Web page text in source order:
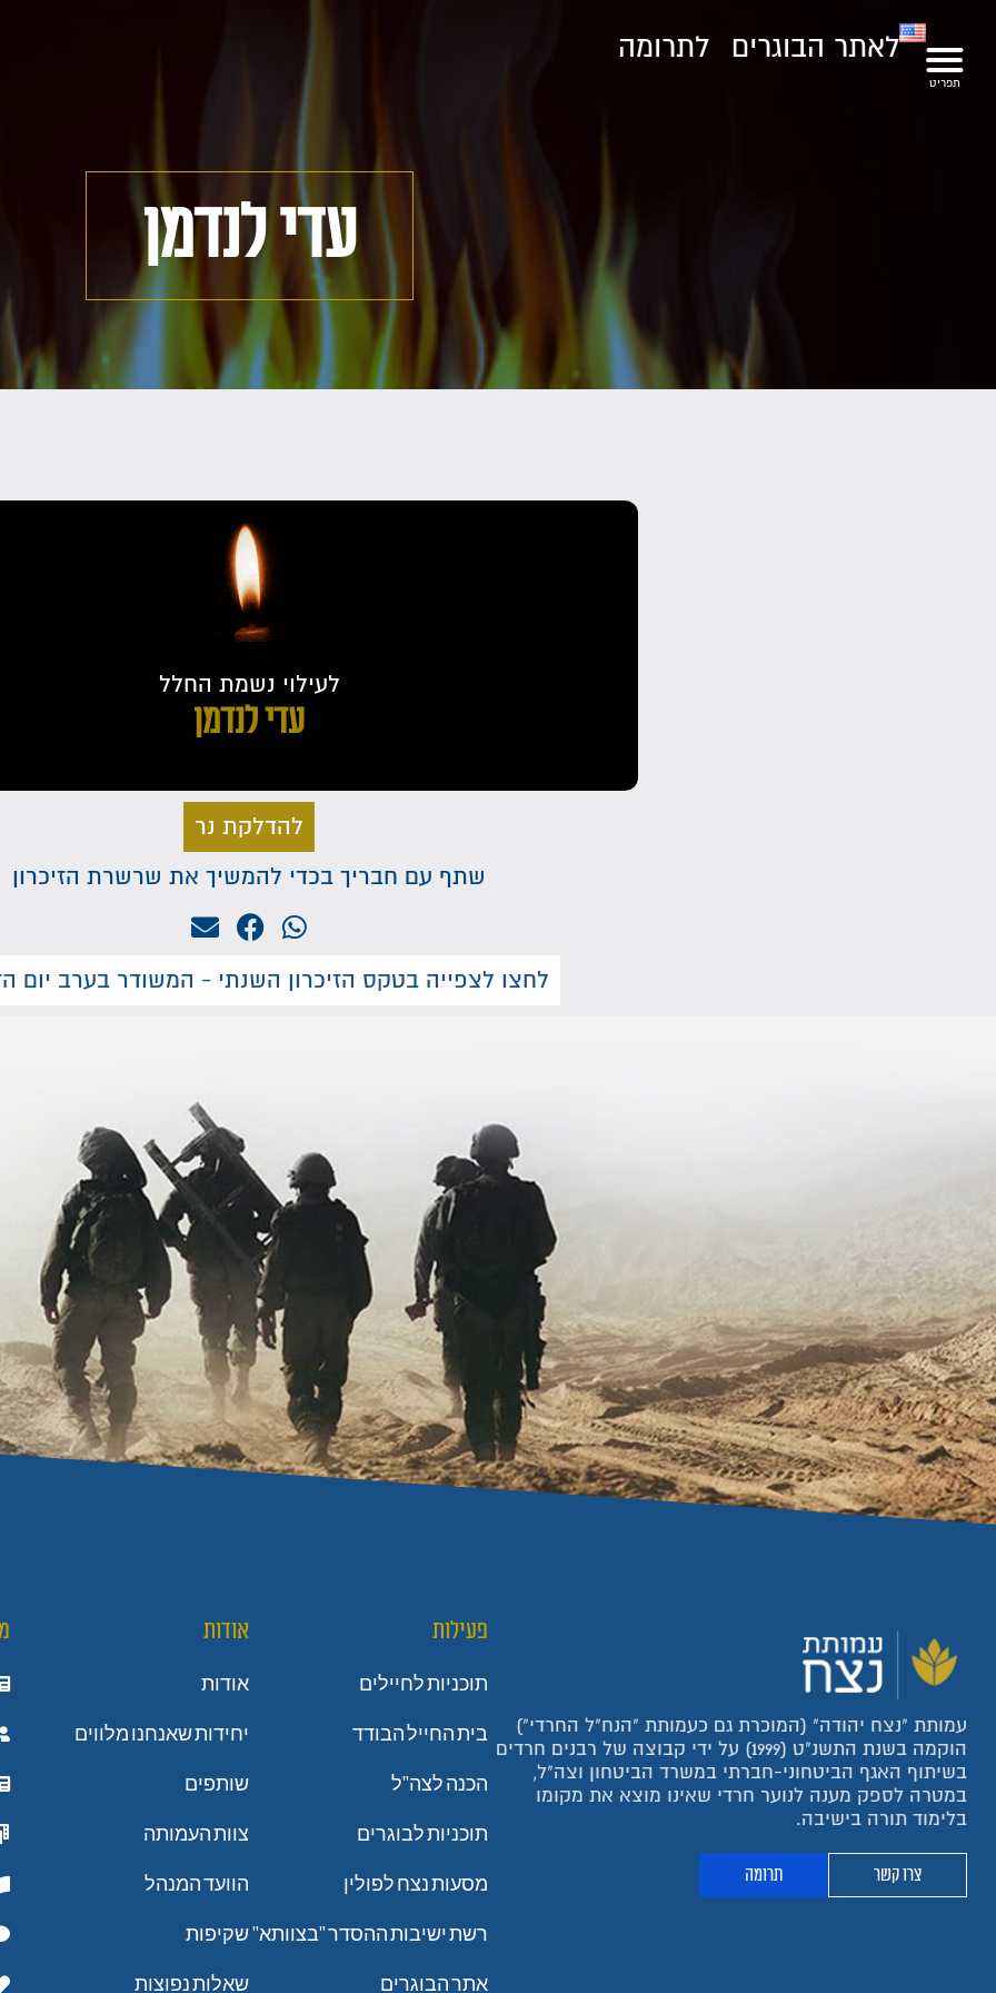
לאתר הבוגרים לתרומה
עדי לנדמן
לעילוי נשמת החלל
עדי לנדמן
להדלקת נר
שתף עם חבריך בכדי להמשיך את שרשרת הזיכרון
לחצו לצפייה בטקס הזיכרון השנתי - המשודר בערב יום
עמותת "נצח יהודה" (המוכרת גם כעמותת "הנח"ל החרדי")
הוקמה בשנת התשנ"ט (1999) על ידי קבוצה של רבנים חרדים
בשיתוף האגף הביטחוני-חברתי במשרד הביטחון וצה"ל,
במטרה לספק מענה לנוער חרדי שאינו מוצא את מקומו
בלימוד תורה בישיבה.
צרו קשר תרומה
פעילות
תוכניות לחיילים
בית החייל הבודד
הכנה לצה"ל
תוכניות לבוגרים
מסעות נצח לפולין
רשת ישיבות ההסדר "בצוותא"
אתר הבוגרים
אודות
אודות
יחידות שאנחנו מלווים
שותפים
צוות העמותה
הוועד המנהל
שקיפות
שאלות נפוצות